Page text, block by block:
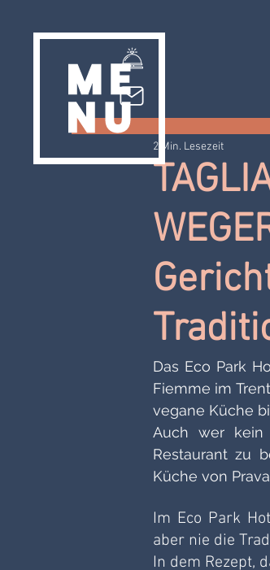
2 Min. Lesezeit
Das Eco Park
Fiemme im
vegane Küche
Auch wer kein
Restaurant zu
Küche von
Im Eco Park
aber nie die
In dem Rezept,